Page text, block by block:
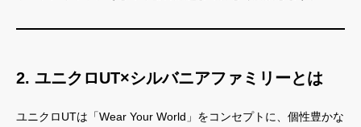
2. ユニクロUT×シルバニアファミリーとは
ユニクロUTは「Wear Your World」をコンセプトに、個性豊かな